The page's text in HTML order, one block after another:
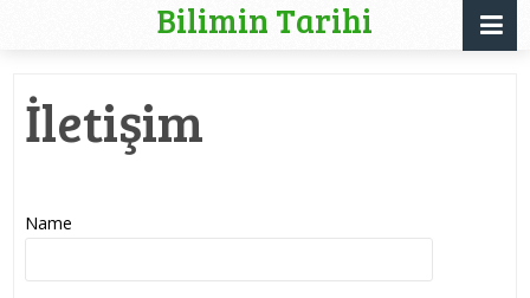
Bilimin Tarihi
İletişim
Name